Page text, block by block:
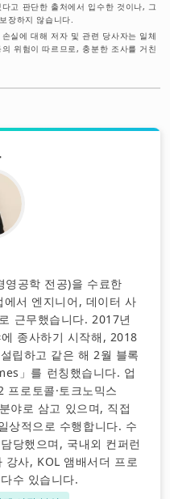
고 판단한 출처에서 입수한 것이나, 그
장하지 않습니다.
실에 대해 저자 및 관련 당사자는 일체
위험이 따르므로, 충분한 조사를 거친
공학 전공)을 수료한
에서 엔지니어, 데이터 사
근무했습니다. 2017년
종사하기 시작해, 2018
립하고 같은 해 2월 블록
」를 런칭했습니다. 업
프로토콜·토크노믹스
야로 삼고 있으며, 직접
상적으로 수행합니다. 수
당했으며, 국내외 컨퍼런
사, KOL 앰배서더 프로
수 있습니다.